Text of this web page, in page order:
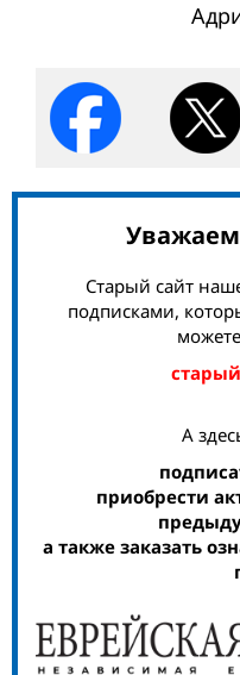
Старый сайт
подписками,
А
приобрести
а также заказать